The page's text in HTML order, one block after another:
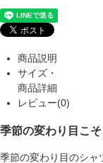
商品説明
サイズ・
商品詳細
レビュー(0)
季節の変わり目こ
季節の変わり目のシャ